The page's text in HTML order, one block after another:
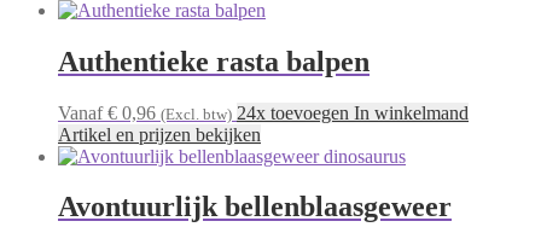
Authentieke rasta balpen
Vanaf € 0,96 (Excl. btw) 24x toevoegen In winkelmand
Artikel en prijzen bekijken
Avontuurlijk bellenblaasgeweer